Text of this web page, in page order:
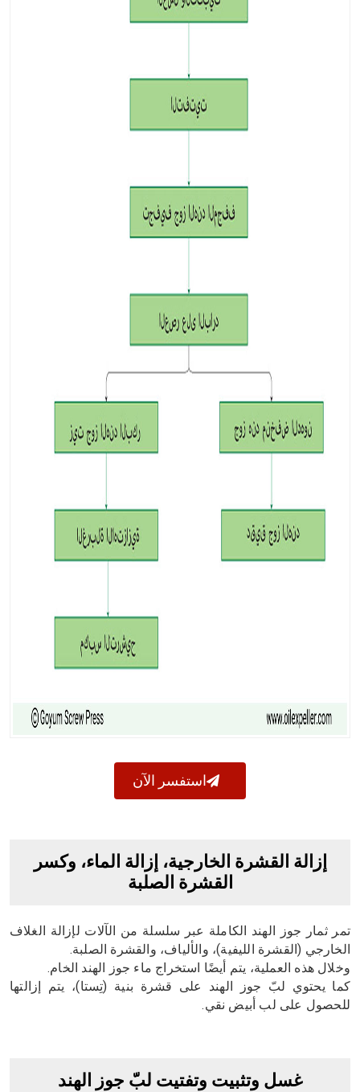
استفسر الآن
إزالة القشرة الخارجية، إزالة الماء، وكسر
القشرة الصلبة
تمر ثمار جوز الهند الكاملة عبر سلسلة من الآلات لإزالة الغلاف
الخارجي (القشرة الليفية)، والألياف، والقشرة الصلبة.
وخلال هذه العملية، يتم أيضًا استخراج ماء جوز الهند الخام.
كما يحتوي لبّ جوز الهند على قشرة بنية (تِستا)، يتم إزالتها
للحصول على لب أبيض نقي.
غسل وتثبيت وتفتيت لبّ جوز الهند